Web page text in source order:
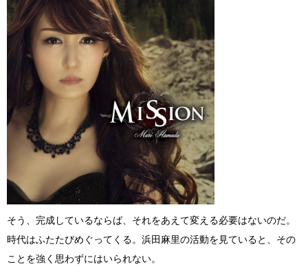
そう、完成しているならば、それをあえて変える必要はないのだ。
時代はふたたびめぐってくる。浜田麻里の活動を見ていると、その
ことを強く思わずにはいられない。